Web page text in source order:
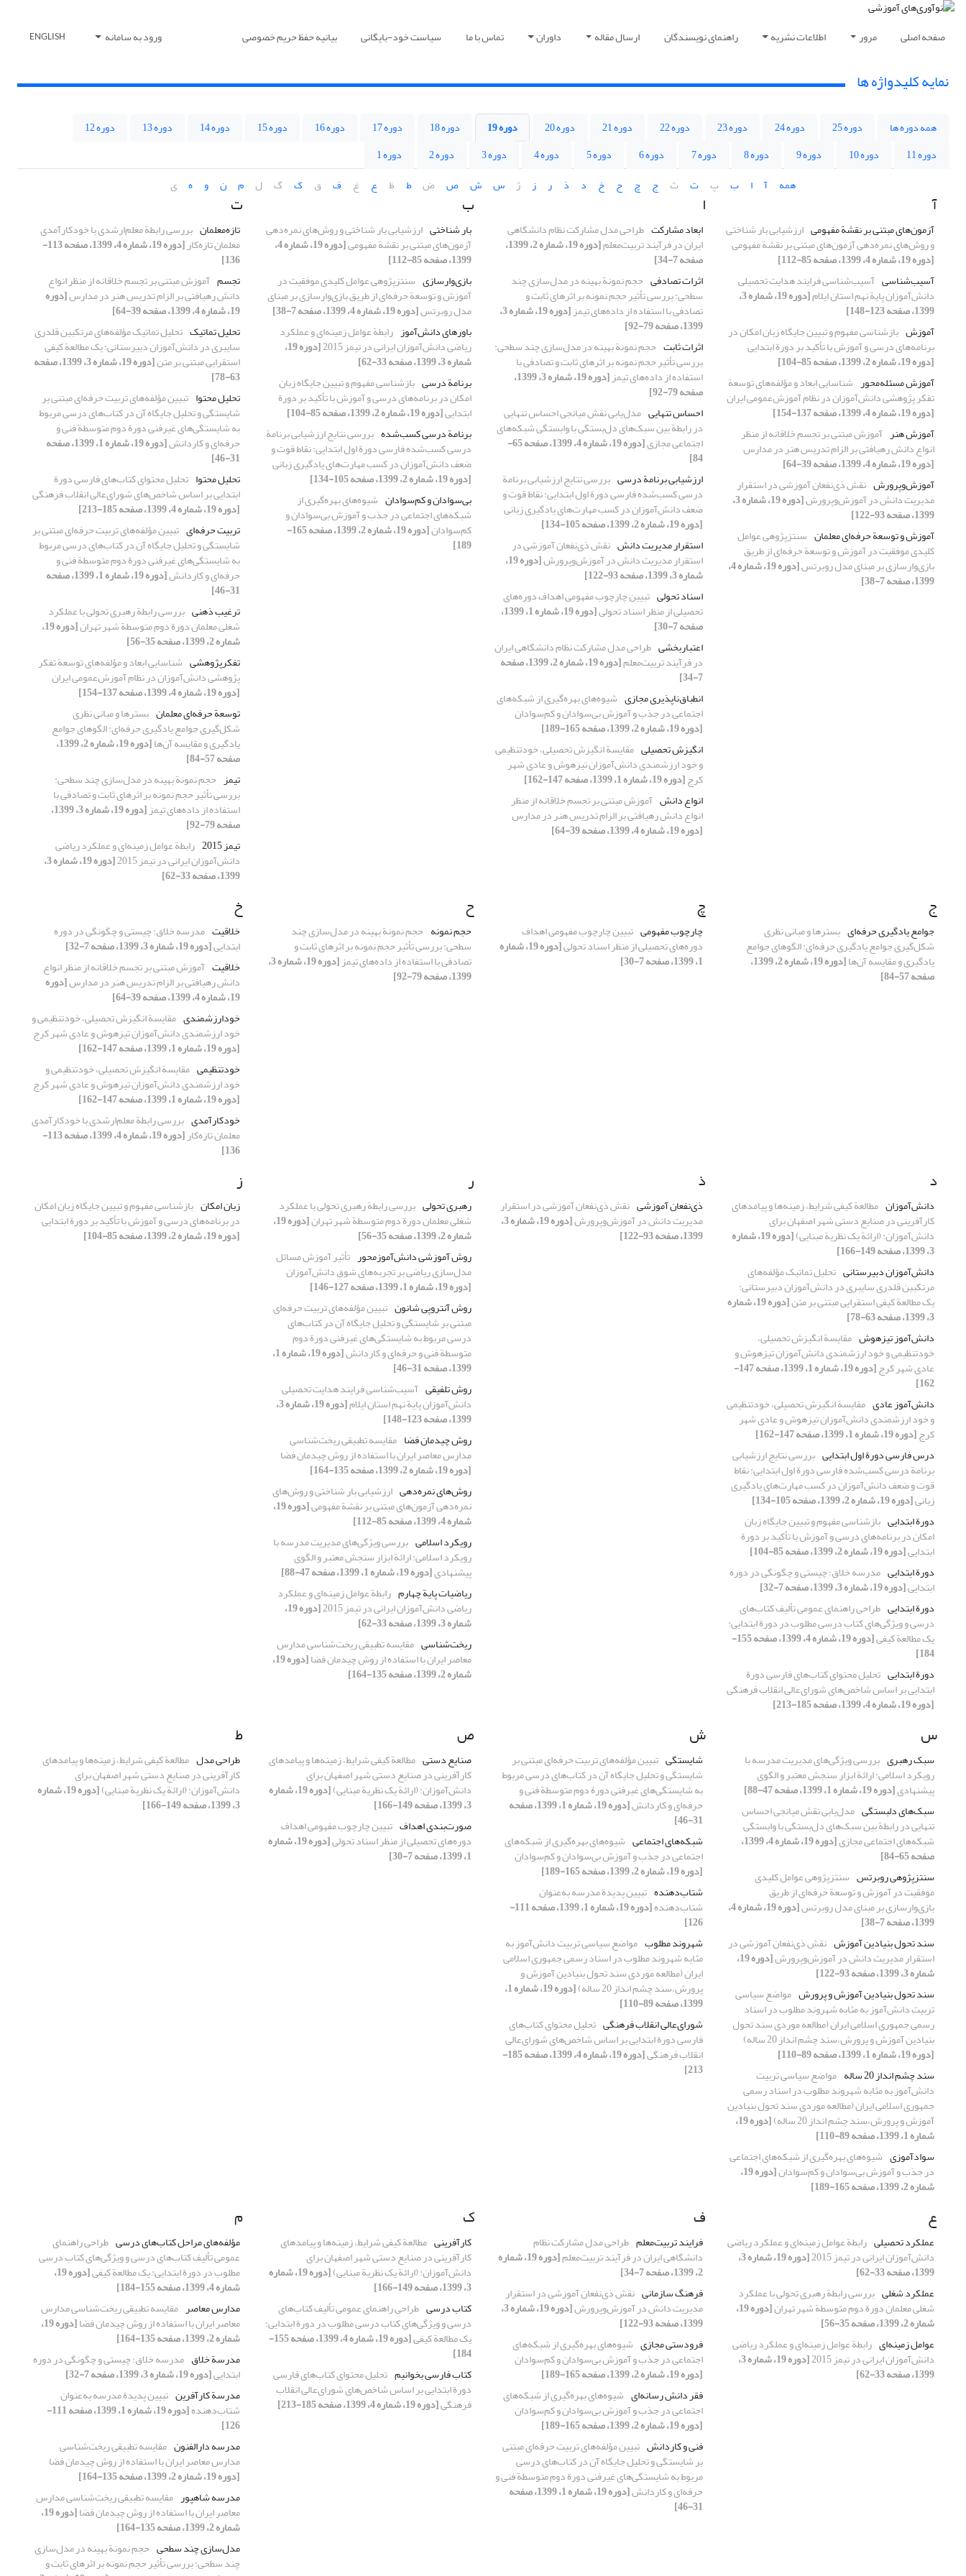
صفحه اصلی مرور اطلاعات نشریه راهنمای نویسندگان ارسال مقاله داوران تماس با ما سیاست خود-بایگانی بیانیه حفظ حریم خصوصی ورود به سامانه ENGLISH
نمایه کلیدواژه ها
همه دوره ها دوره 25 دوره 24 دوره 23 دوره 22 دوره 21 دوره 20 دوره 19 دوره 18 دوره 17 دوره 16 دوره 15 دوره 14 دوره 13
دوره 12
دوره 11
دوره 10 دوره 9 دوره 8 دوره 7 دوره 6 دوره 5 دوره 4 دوره 3 دوره 2
دوره 1
همه
آ ا ب پ ت ث ج چ ح خ د ذ ر ز ژ س ش ص ض ط ظ ع غ ف ق ک گ ل م ن و ه ی
آ
آزمون‌های مبتنی بر نقشة مفهومی ارزشیابی بار شناختی
و روش‌های نمره‌دهی آزمون‌های مبتنی بر نقشة مفهومی
[دوره 19، شماره 4، 1399، صفحه 85-112]
آسیب‌شناسی آسیب‌شناسی فرایند هدایت تحصیلی
دانش‌آموزان پایة نهم استان ایلام [دوره 19، شماره 3،
1399، صفحه 123-148]
آموزش بازشناسی مفهوم و تبیین جایگاه زبان امکان در
برنامه‌های درسی و آموزش با تأکید بر دورة ابتدایی
[دوره 19، شماره 2، 1399، صفحه 85-104]
آموزش مسئله‌محور شناسایی ابعاد و مؤلفه‌های توسعة
تفکر پژوهشی دانش‌آموزان در نظام آموزش‌عمومی ایران
[دوره 19، شماره 4، 1399، صفحه 137-154]
آموزش هنر آموزش مبتنی بر تجسم خلاقانه از منظر
انواع دانش رهیافتی بر الزام تدریس هنر در مدارس
[دوره 19، شماره 4، 1399، صفحه 39-64]
آموزش‌وپرورش نقش ذی‌نفعان آموزشی در استقرار
مدیریت دانش در آموزش‌وپرورش [دوره 19، شماره 3،
1399، صفحه 93-122]
آموزش و توسعة حرفه‌ای معلمان سنتزپژوهی عوامل
کلیدی موفقیت در آموزش و توسعة حرفه‌ای از طریق
بازی‌وارسازی بر مبنای مدل روبرتس [دوره 19، شماره 4،
1399، صفحه 7-38]
ا
ابعاد مشارکت طراحی مدل مشارکت نظام دانشگاهی
ایران در فرآیند تربیت‌معلم [دوره 19، شماره 2، 1399،
صفحه 7-34]
اثرات تصادفی حجم نمونة بهینه در مدل‌سازی چند
سطحی: بررسی تأثیر حجم نمونه بر اثرهای ثابت و
تصادفی با استفاده از داده‌های تیمز [دوره 19، شماره 3،
1399، صفحه 79-92]
اثرات ثابت حجم نمونة بهینه در مدل‌سازی چند سطحی:
بررسی تأثیر حجم نمونه بر اثرهای ثابت و تصادفی با
استفاده از داده‌های تیمز [دوره 19، شماره 3، 1399،
صفحه 79-92]
احساس تنهایی مدل‌یابی نقش میانجی احساس تنهایی
در رابطة بین سبک‌های دل‌بستگی با وابستگی شبکه‏‌های
اجتماعی مجازی [دوره 19، شماره 4، 1399، صفحه 65-
84]
ارزشیابی برنامة درسی بررسی نتایج ارزشیابی برنامة
درسی کسب‌شده فارسی دورة اول ابتدایی: نقاط قوت و
ضعف دانش‌آموزان در کسب مهارت‌های یادگیری زبانی
[دوره 19، شماره 2، 1399، صفحه 105-134]
استقرار مدیریت دانش نقش ذی‌نفعان آموزشی در
استقرار مدیریت دانش در آموزش‌وپرورش [دوره 19،
شماره 3، 1399، صفحه 93-122]
اسناد تحولی تبیین چارچوب مفهومی اهداف دوره‌های
تحصیلی از منظر اسناد تحولی [دوره 19، شماره 1، 1399،
صفحه 7-30]
اعتباربخشی طراحی مدل مشارکت نظام دانشگاهی ایران
در فرآیند تربیت‌معلم [دوره 19، شماره 2، 1399، صفحه
7-34]
انطباق‌ناپذیری مجازی شیوه‌های بهره‌گیری از شبکه‌های
اجتماعی در جذب و آموزش بی‌سوادان و کم‌سوادان
[دوره 19، شماره 2، 1399، صفحه 165-189]
انگیزش تحصیلی مقایسة انگیزش تحصیلی، خودتنظیمی
و خود ارزشمندی دانش‌آموزان تیزهوش و عادی شهر
کرج[دوره 19، شماره 1، 1399، صفحه 147-162]
انواع دانش آموزش مبتنی بر تجسم خلاقانه از منظر
انواع دانش رهیافتی بر الزام تدریس هنر در مدارس
[دوره 19، شماره 4، 1399، صفحه 39-64]
ب
بار شناختی ارزشیابی بار شناختی و روش‌های نمره‌دهی
آزمون‌های مبتنی بر نقشة مفهومی [دوره 19، شماره 4،
1399، صفحه 85-112]
بازی‌وارسازی سنتزپژوهی عوامل کلیدی موفقیت در
آموزش و توسعة حرفه‌ای از طریق بازی‌وارسازی بر مبنای
مدل روبرتس[دوره 19، شماره 4، 1399، صفحه 7-38]
باورهای دانش‌آموز رابطة عوامل زمینه‌ای و عملکرد
ریاضی دانش‌آموزان ایرانی در تیمز 2015 [دوره 19،
شماره 3، 1399، صفحه 33-62]
برنامة درسی بازشناسی مفهوم و تبیین جایگاه زبان
امکان در برنامه‌های درسی و آموزش با تأکید بر دورة
ابتدایی[دوره 19، شماره 2، 1399، صفحه 85-104]
برنامة درسی کسب‌شده بررسی نتایج ارزشیابی برنامة
درسی کسب‌شده فارسی دورة اول ابتدایی: نقاط قوت و
ضعف دانش‌آموزان در کسب مهارت‌های یادگیری زبانی
[دوره 19، شماره 2، 1399، صفحه 105-134]
بی‌سوادان و کم‌سوادان شیوه‌های بهره‌گیری از
شبکه‌های اجتماعی در جذب و آموزش بی‌سوادان و
کم‌سوادان [دوره 19، شماره 2، 1399، صفحه 165-
189]
ت
تازه‌معلمان بررسی رابطة معلم‌ارشدی با خودکارآمدی
معلمان تازه‌کار [دوره 19، شماره 4، 1399، صفحه 113-
136]
تجسم آموزش مبتنی بر تجسم خلاقانه از منظر انواع
دانش رهیافتی بر الزام تدریس هنر در مدارس[دوره
19، شماره 4، 1399، صفحه 39-64]
تحلیل تماتیک تحلیل تماتیک مؤلفه‌های مرتکبین قلدری
سایبری در دانش‌آموزان دبیرستانی: یک مطالعة کیفی
استقرایی مبتنی بر متن [دوره 19، شماره 3، 1399، صفحه
63-78]
تحلیل محتوا تبیین مؤلفه‌های تربیت حرفه‌ای مبتنی بر
شایستگی و تحلیل جایگاه آن در کتاب‌های درسی مربوط
به شایستگی‌های غیرفنی دورة دوم متوسطة فنی و
حرفه‌ای و کاردانش [دوره 19، شماره 1، 1399، صفحه
31-46]
تحلیل محتوا تحلیل محتوای کتاب‌های فارسی دورة
ابتدایی بر اساس شاخص‌های شورای‌عالی انقلاب فرهنگی
[دوره 19، شماره 4، 1399، صفحه 185-213]
تربیت حرفه‌ای تبیین مؤلفه‌های تربیت حرفه‌ای مبتنی بر
شایستگی و تحلیل جایگاه آن در کتاب‌های درسی مربوط
به شایستگی‌های غیرفنی دورة دوم متوسطة فنی و
حرفه‌ای و کاردانش [دوره 19، شماره 1، 1399، صفحه
31-46]
ترغیب ذهنی بررسی رابطة رهبری تحولی با عملکرد
شغلی معلمان دورة دوم متوسطة شهر تهران [دوره 19،
شماره 2، 1399، صفحه 35-56]
تفکرپژوهشی شناسایی ابعاد و مؤلفه‌های توسعة تفکر
پژوهشی دانش‌آموزان در نظام آموزش‌عمومی ایران
[دوره 19، شماره 4، 1399، صفحه 137-154]
توسعة حرفه‌ای معلمان بسترها و مبانی نظری
شکل‌گیری جوامع یادگیری حرفه‌ای: الگوهای جوامع
یادگیری و مقایسه آن‌ها [دوره 19، شماره 2، 1399،
صفحه 57-84]
تیمز حجم نمونة بهینه در مدل‌سازی چند سطحی:
بررسی تأثیر حجم نمونه بر اثرهای ثابت و تصادفی با
استفاده از داده‌های تیمز [دوره 19، شماره 3، 1399،
صفحه 79-92]
تیمز 2015
رابطة عوامل زمینه‌ای و عملکرد ریاضی
دانش‌آموزان ایرانی در تیمز 2015 [دوره 19، شماره 3،
1399، صفحه 33-62]
ج
جوامع یادگیری حرفه‌ای بسترها و مبانی نظری
شکل‌گیری جوامع یادگیری حرفه‌ای: الگوهای جوامع
یادگیری و مقایسه آن‌ها [دوره 19، شماره 2، 1399،
صفحه 57-84]
چ
چارچوب مفهومی تبیین چارچوب مفهومی اهداف
دوره‌های تحصیلی از منظر اسناد تحولی [دوره 19، شماره
1، 1399، صفحه 7-30]
ح
حجم نمونه حجم نمونة بهینه در مدل‌سازی چند
سطحی: بررسی تأثیر حجم نمونه بر اثرهای ثابت و
تصادفی با استفاده از داده‌های تیمز [دوره 19، شماره 3،
1399، صفحه 79-92]
خ
خلاقیت مدرسه خلاق؛ چیستی و چگونگی در دوره
ابتدایی[دوره 19، شماره 3، 1399، صفحه 7-32]
خلاقیت آموزش مبتنی بر تجسم خلاقانه از منظر انواع
دانش رهیافتی بر الزام تدریس هنر در مدارس[دوره
19، شماره 4، 1399، صفحه 39-64]
خود‌ارزشمندی مقایسة انگیزش تحصیلی، خودتنظیمی و
خود ارزشمندی دانش‌آموزان تیزهوش و عادی شهر کرج
[دوره 19، شماره 1، 1399، صفحه 147-162]
خودتنظیمی مقایسة انگیزش تحصیلی، خودتنظیمی و
خود ارزشمندی دانش‌آموزان تیزهوش و عادی شهر کرج
[دوره 19، شماره 1، 1399، صفحه 147-162]
خودکارآمدی بررسی رابطة معلم‌ارشدی با خودکارآمدی
معلمان تازه‌کار [دوره 19، شماره 4، 1399، صفحه 113-
136]
د
دانش‌آموزان مطالعة کیفی شرایط، زمینه‌ها و پیامدهای
کارآفرینی در صنایع دستی شهر اصفهان برای
دانش‌آموزان: (ارائة یک نظریة مبنایی) [دوره 19، شماره
3، 1399، صفحه 149-166]
دانش‌آموزان دبیرستانی تحلیل تماتیک مؤلفه‌های
مرتکبین قلدری سایبری در دانش‌آموزان دبیرستانی:
یک مطالعة کیفی استقرایی مبتنی بر متن [دوره 19، شماره
3، 1399، صفحه 63-78]
دانش‌آموز تیزهوش مقایسة انگیزش تحصیلی،
خودتنظیمی و خود ارزشمندی دانش‌آموزان تیزهوش و
عادی شهر کرج [دوره 19، شماره 1، 1399، صفحه 147-
162]
دانش‌آموز عادی مقایسة انگیزش تحصیلی، خودتنظیمی
و خود ارزشمندی دانش‌آموزان تیزهوش و عادی شهر
کرج[دوره 19، شماره 1، 1399، صفحه 147-162]
درس فارسی دورة اول ابتدایی بررسی نتایج ارزشیابی
برنامة درسی کسب‌شده فارسی دورة اول ابتدایی: نقاط
قوت و ضعف دانش‌آموزان در کسب مهارت‌های یادگیری
زبانی[دوره 19، شماره 2، 1399، صفحه 105-134]
دورة ابتدایی بازشناسی مفهوم و تبیین جایگاه زبان
امکان در برنامه‌های درسی و آموزش با تأکید بر دورة
ابتدایی[دوره 19، شماره 2، 1399، صفحه 85-104]
دورة ابتدایی مدرسه خلاق؛ چیستی و چگونگی در دوره
ابتدایی[دوره 19، شماره 3، 1399، صفحه 7-32]
دورة ابتدایی طراحی راهنمای عمومی تألیف کتاب‌های
درسی و ویژگی‌های کتاب درسی مطلوب در دورة ابتدایی:
یک مطالعة کیفی [دوره 19، شماره 4، 1399، صفحه 155-
184]
دورة ابتدایی تحلیل محتوای کتاب‌های فارسی دورة
ابتدایی بر اساس شاخص‌های شورای‌عالی انقلاب فرهنگی
[دوره 19، شماره 4، 1399، صفحه 185-213]
ذ
ذی‌نفعان آموزشی نقش ذی‌نفعان آموزشی در استقرار
مدیریت دانش در آموزش‌وپرورش [دوره 19، شماره 3،
1399، صفحه 93-122]
ر
رهبری تحولی بررسی رابطة رهبری تحولی با عملکرد
شغلی معلمان دورة دوم متوسطة شهر تهران [دوره 19،
شماره 2، 1399، صفحه 35-56]
روش آموزشی دانش‌آموز‌محور تأثیر آموزش مسائل
مدل‌سازی ریاضی بر تجربه‌های شوقِ دانش‌آموزان
[دوره 19، شماره 1، 1399، صفحه 127-146]
روش آنتروپی شانون تبیین مؤلفه‌های تربیت حرفه‌ای
مبتنی بر شایستگی و تحلیل جایگاه آن در کتاب‌های
درسی مربوط به شایستگی‌های غیرفنی دورة دوم
متوسطة فنی و حرفه‌ای و کاردانش [دوره 19، شماره 1،
1399، صفحه 31-46]
روش تلفیقی آسیب‌شناسی فرایند هدایت تحصیلی
دانش‌آموزان پایة نهم استان ایلام [دوره 19، شماره 3،
1399، صفحه 123-148]
روش چیدمان فضا مقایسه تطبیقی ریخت‌شناسی
مدارس معاصر ایران با استفاده از روش چیدمان فضا
[دوره 19، شماره 2، 1399، صفحه 135-164]
روش‌های نمره‌دهی ارزشیابی بار شناختی و روش‌های
نمره‌دهی آزمون‌های مبتنی بر نقشة مفهومی [دوره 19،
شماره 4، 1399، صفحه 85-112]
رویکرد اسلامی بررسی ویژگی‌های مدیریت مدرسه با
رویکرد اسلامی: ارائة ابزار سنجش معتبر و الگوی
پیشنهادی[دوره 19، شماره 1، 1399، صفحه 47-88]
ریاضیات پایة چهارم رابطة عوامل زمینه‌ای و عملکرد
ریاضی دانش‌آموزان ایرانی در تیمز 2015 [دوره 19،
شماره 3، 1399، صفحه 33-62]
ریخت‌شناسی مقایسه تطبیقی ریخت‌شناسی مدارس
معاصر ایران با استفاده از روش چیدمان فضا [دوره 19،
شماره 2، 1399، صفحه 135-164]
ز
زبان امکان بازشناسی مفهوم و تبیین جایگاه زبان امکان
در برنامه‌های درسی و آموزش با تأکید بر دورة ابتدایی
[دوره 19، شماره 2، 1399، صفحه 85-104]
س
سبک رهبری بررسی ویژگی‌های مدیریت مدرسه با
رویکرد اسلامی: ارائة ابزار سنجش معتبر و الگوی
پیشنهادی[دوره 19، شماره 1، 1399، صفحه 47-88]
سبک‌های دلبستگی مدل‌یابی نقش میانجی احساس
تنهایی در رابطة بین سبک‌های دل‌بستگی با وابستگی
شبکه‏‌های اجتماعی مجازی [دوره 19، شماره 4، 1399،
صفحه 65-84]
سنتزپژوهی روبرتس سنتزپژوهی عوامل کلیدی
موفقیت در آموزش و توسعة حرفه‌ای از طریق
بازی‌وارسازی بر مبنای مدل روبرتس [دوره 19، شماره 4،
1399، صفحه 7-38]
سند تحول بنیادین آموزش نقش ذی‌نفعان آموزشی در
استقرار مدیریت دانش در آموزش‌وپرورش [دوره 19،
شماره 3، 1399، صفحه 93-122]
سند تحول بنیادین آموزش و پرورش مواضع سیاسی
تربیت دانش‌آموز به مثابه شهروند مطلوب در اسناد
رسمی جمهوری اسلامی ایران (مطالعه موردی سند تحول
بنیادین آموزش و پرورش،سند چشم انداز 20 ساله)
[دوره 19، شماره 1، 1399، صفحه 89-110]
سند چشم انداز 20 ساله
مواضع سیاسی تربیت
دانش‌آموز به مثابه شهروند مطلوب در اسناد رسمی
جمهوری اسلامی ایران (مطالعه موردی سند تحول بنیادین
آموزش و پرورش،سند چشم انداز 20 ساله) [دوره 19،
شماره 1، 1399، صفحه 89-110]
سوادآموزی شیوه‌های بهره‌گیری از شبکه‌های اجتماعی
در جذب و آموزش بی‌سوادان و کم‌سوادان [دوره 19،
شماره 2، 1399، صفحه 165-189]
ش
شایستگی تبیین مؤلفه‌های تربیت حرفه‌ای مبتنی بر
شایستگی و تحلیل جایگاه آن در کتاب‌های درسی مربوط
به شایستگی‌های غیرفنی دورة دوم متوسطة فنی و
حرفه‌ای و کاردانش [دوره 19، شماره 1، 1399، صفحه
31-46]
شبکه‌های اجتماعی شیوه‌های بهره‌گیری از شبکه‌های
اجتماعی در جذب و آموزش بی‌سوادان و کم‌سوادان
[دوره 19، شماره 2، 1399، صفحه 165-189]
شتاب‌دهنده تبیین پدیدة مدرسه به‌عنوان
شتاب‌دهنده [دوره 19، شماره 1، 1399، صفحه 111-
126]
شهروند مطلوب مواضع سیاسی تربیت دانش‌آموز به
مثابه شهروند مطلوب در اسناد رسمی جمهوری اسلامی
ایران (مطالعه موردی سند تحول بنیادین آموزش و
پرورش،سند چشم انداز 20 ساله) [دوره 19، شماره 1،
1399، صفحه 89-110]
شورای‌عالی انقلاب فرهنگی تحلیل محتوای کتاب‌های
فارسی دورة ابتدایی بر اساس شاخص‌های شورای‌عالی
انقلاب فرهنگی [دوره 19، شماره 4، 1399، صفحه 185-
213]
ص
صنایع دستی مطالعة کیفی شرایط، زمینه‌ها و پیامدهای
کارآفرینی در صنایع دستی شهر اصفهان برای
دانش‌آموزان: (ارائة یک نظریة مبنایی) [دوره 19، شماره
3، 1399، صفحه 149-166]
صورت‌بندی اهداف تبیین چارچوب مفهومی اهداف
دوره‌های تحصیلی از منظر اسناد تحولی [دوره 19، شماره
1، 1399، صفحه 7-30]
ط
طراحی مدل مطالعة کیفی شرایط، زمینه‌ها و پیامدهای
کارآفرینی در صنایع دستی شهر اصفهان برای
دانش‌آموزان: (ارائة یک نظریة مبنایی) [دوره 19، شماره
3، 1399، صفحه 149-166]
ع
عملکرد تحصیلی رابطة عوامل زمینه‌ای و عملکرد ریاضی
دانش‌آموزان ایرانی در تیمز 2015 [دوره 19، شماره 3،
1399، صفحه 33-62]
عملکرد شغلی بررسی رابطة رهبری تحولی با عملکرد
شغلی معلمان دورة دوم متوسطة شهر تهران [دوره 19،
شماره 2، 1399، صفحه 35-56]
عوامل زمینه‌ای رابطة عوامل زمینه‌ای و عملکرد ریاضی
دانش‌آموزان ایرانی در تیمز 2015 [دوره 19، شماره 3،
1399، صفحه 33-62]
ف
فرایند تربیت‌معلم طراحی مدل مشارکت نظام
دانشگاهی ایران در فرآیند تربیت‌معلم [دوره 19، شماره
2، 1399، صفحه 7-34]
فرهنگ سازمانی نقش ذی‌نفعان آموزشی در استقرار
مدیریت دانش در آموزش‌وپرورش [دوره 19، شماره 3،
1399، صفحه 93-122]
فرودستی مجازی شیوه‌های بهره‌گیری از شبکه‌های
اجتماعی در جذب و آموزش بی‌سوادان و کم‌سوادان
[دوره 19، شماره 2، 1399، صفحه 165-189]
فقر دانش رسانه‌ای شیوه‌های بهره‌گیری از شبکه‌های
اجتماعی در جذب و آموزش بی‌سوادان و کم‌سوادان
[دوره 19، شماره 2، 1399، صفحه 165-189]
فنی و کاردانش تبیین مؤلفه‌های تربیت حرفه‌ای مبتنی
بر شایستگی و تحلیل جایگاه آن در کتاب‌های درسی
مربوط به شایستگی‌های غیرفنی دورة دوم متوسطة فنی و
حرفه‌ای و کاردانش [دوره 19، شماره 1، 1399، صفحه
31-46]
ک
کارآفرینی مطالعة کیفی شرایط، زمینه‌ها و پیامدهای
کارآفرینی در صنایع دستی شهر اصفهان برای
دانش‌آموزان: (ارائة یک نظریة مبنایی) [دوره 19، شماره
3، 1399، صفحه 149-166]
کتاب درسی طراحی راهنمای عمومی تألیف کتاب‌های
درسی و ویژگی‌های کتاب درسی مطلوب در دورة ابتدایی:
یک مطالعة کیفی [دوره 19، شماره 4، 1399، صفحه 155-
184]
کتاب فارسی بخوانیم تحلیل محتوای کتاب‌های فارسی
دورة ابتدایی بر اساس شاخص‌های شورای‌عالی انقلاب
فرهنگی[دوره 19، شماره 4، 1399، صفحه 185-213]
م
مؤلفه‌های مراحل کتاب‌های درسی طراحی راهنمای
عمومی تألیف کتاب‌های درسی و ویژگی‌های کتاب درسی
مطلوب در دورة ابتدایی: یک مطالعة کیفی [دوره 19،
شماره 4، 1399، صفحه 155-184]
مدارس معاصر مقایسه تطبیقی ریخت‌شناسی مدارس
معاصر ایران با استفاده از روش چیدمان فضا [دوره 19،
شماره 2، 1399، صفحه 135-164]
مدرسة خلاق مدرسه خلاق؛ چیستی و چگونگی در دوره
ابتدایی[دوره 19، شماره 3، 1399، صفحه 7-32]
مدرسة کارآفرین تبیین پدیدة مدرسه به‌عنوان
شتاب‌دهنده [دوره 19، شماره 1، 1399، صفحه 111-
126]
مدرسه دارالفنون مقایسه تطبیقی ریخت‌شناسی
مدارس معاصر ایران با استفاده از روش چیدمان فضا
[دوره 19، شماره 2، 1399، صفحه 135-164]
مدرسه شاهپور مقایسه تطبیقی ریخت‌شناسی مدارس
معاصر ایران با استفاده از روش چیدمان فضا [دوره 19،
شماره 2، 1399، صفحه 135-164]
مدل‌سازی چند سطحی حجم نمونة بهینه در مدل‌سازی
چند سطحی: بررسی تأثیر حجم نمونه بر اثرهای ثابت و